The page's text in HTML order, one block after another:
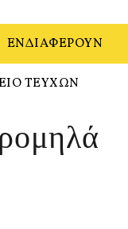
ΕΝΔΙΑΦΕΡΟΥΝ
ΤΕΥΧΩΝ